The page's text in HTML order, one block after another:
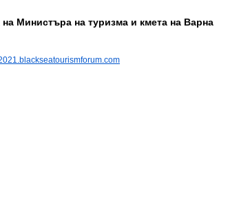
Министъра на туризма и кмета на Варна